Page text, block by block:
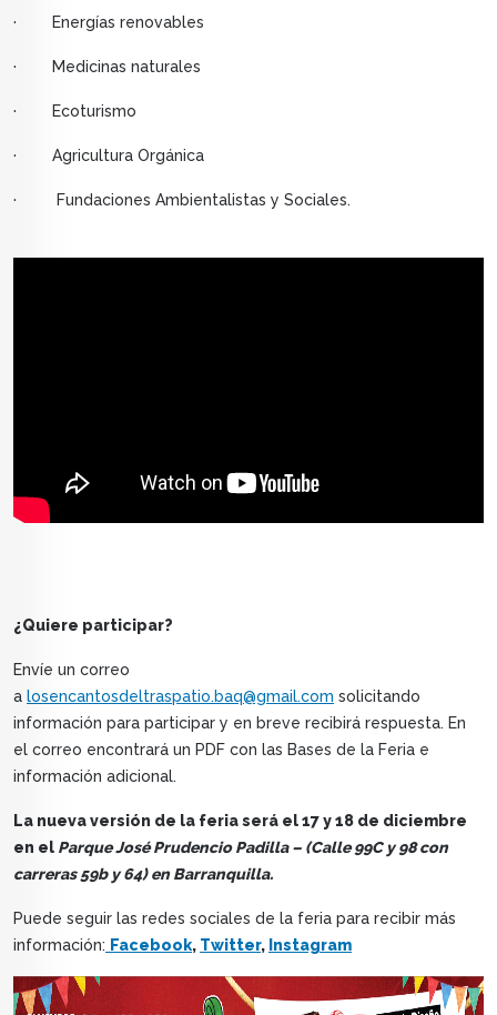
· Energías renovables
· Medicinas naturales
· Ecoturismo
· Agricultura Orgánica
· Fundaciones Ambientalistas y Sociales.
¿Quiere participar?
Envíe un correo
a losencantosdeltraspatio.baq@gmail.com solicitando
información para participar y en breve recibirá respuesta. En
el correo encontrará un PDF con las Bases de la Feria e
información adicional.
La nueva versión de la feria será el 17 y 18 de diciembre
en el Parque José Prudencio Padilla – (Calle 99C y 98 con
carreras 59b y 64) en Barranquilla.
Puede seguir las redes sociales de la feria para recibir más
información: Facebook, Twitter, Instagram